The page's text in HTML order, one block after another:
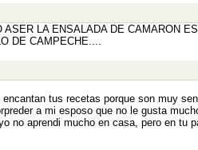
LA ENSALADA DE CAMARON
DE CAMPECHE....
tus recetas porque son muy
a mi esposo que no le gusta
no aprendi mucho en casa, pero en tu